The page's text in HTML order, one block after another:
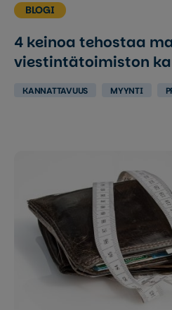
BLOGI
4 keinoa tehostaa
viestintätoimiston
KANNATTAVUUS MYYNTI